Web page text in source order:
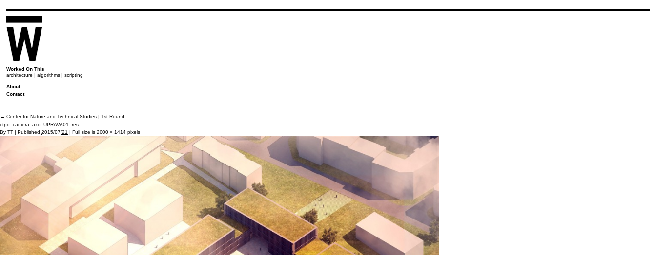
Worked On This
architecture | algorithms | scripting
About
Contact
← Center for Nature and Technical Studies | 1st Round
ctpo_camera_axo_UPRAVA01_res
By TT | Published 2015/07/21 | Full size is 2000 × 1414 pixels